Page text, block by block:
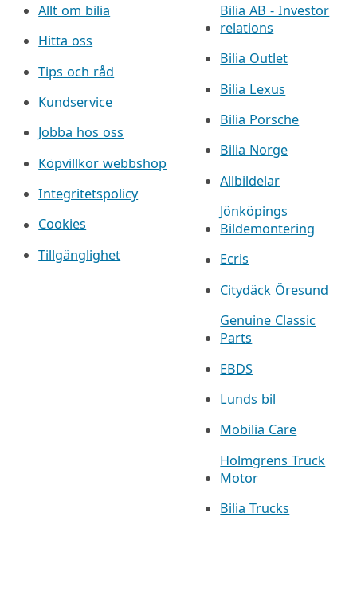
Allt om bilia
Hitta oss
Tips och råd
Kundservice
Jobba hos oss
Köpvillkor webbshop
Integritetspolicy
Cookies
Tillgänglighet
Bilia AB - Investor
relations
Bilia Outlet
Bilia Lexus
Bilia Porsche
Bilia Norge
Allbildelar
Jönköpings
Bildemontering
Ecris
Citydäck Öresund
Genuine Classic
Parts
EBDS
Lunds bil
Mobilia Care
Holmgrens Truck
Motor
Bilia Trucks